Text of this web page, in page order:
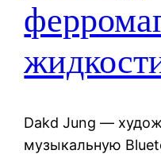
Dakd Jung —
музыкальную